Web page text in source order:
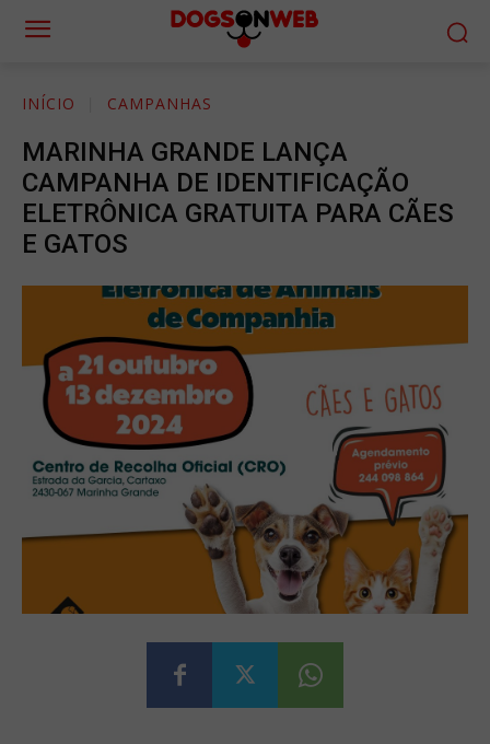
INÍCIO CAMPANHAS
MARINHA GRANDE LANÇA
CAMPANHA DE IDENTIFICAÇÃO
ELETRÔNICA GRATUITA PARA CÃES
E GATOS